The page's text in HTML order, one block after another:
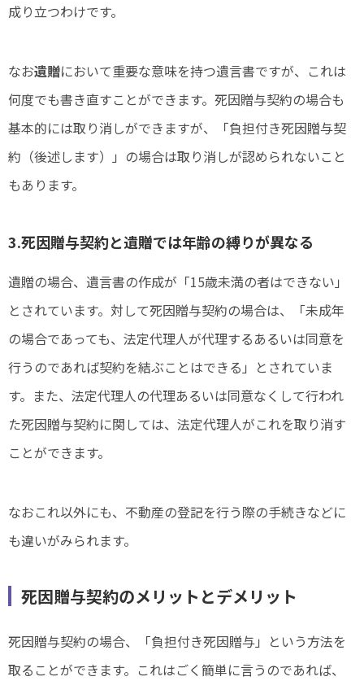
成り立つわけです。
なお遺贈において重要な意味を持つ遺言書ですが、これは
何度でも書き直すことができます。死因贈与契約の場合も
基本的には取り消しができますが、「負担付き死因贈与契
約（後述します）」の場合は取り消しが認められないこと
もあります。
3.死因贈与契約と遺贈では年齢の縛りが異なる
遺贈の場合、遺言書の作成が「15歳未満の者はできない」
とされています。対して死因贈与契約の場合は、「未成年
の場合であっても、法定代理人が代理するあるいは同意を
行うのであれば契約を結ぶことはできる」とされていま
す。また、法定代理人の代理あるいは同意なくして行われ
た死因贈与契約に関しては、法定代理人がこれを取り消す
ことができます。
なおこれ以外にも、不動産の登記を行う際の手続きなどに
も違いがみられます。
死因贈与契約のメリットとデメリット
死因贈与契約の場合、「負担付き死因贈与」という方法を
取ることができます。これはごく簡単に言うのであれば、